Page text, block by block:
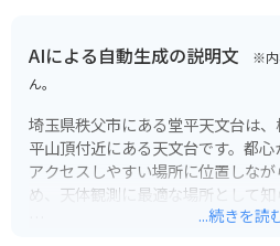
AIによる自動生成の説明文 ※内
ん。
埼玉県秩父市にある堂平天文台は
平山頂付近にある天文台です。都
アクセスしやすい場所に位置しな
め、天体観測に最適な場所として知
...続きを読